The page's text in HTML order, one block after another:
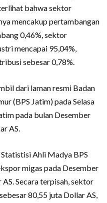
bahwa sektor
mencakup pertambangan
0,46%, sektor
mencapai 95,04%,
sebesar 0,78%.
dari laman resmi Badan
(BPS Jatim) pada Selasa
pada bulan Desember
AS.
Ahli Madya BPS
migas pada Desember
Secara terpisah, sektor
80,55 juta Dollar AS,